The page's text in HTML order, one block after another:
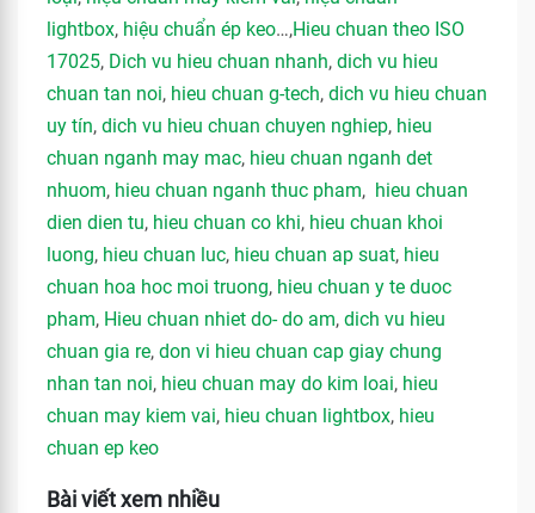
lightbox, hiệu chuẩn ép keo…,Hieu chuan theo ISO
17025, Dich vu hieu chuan nhanh, dich vu hieu
chuan tan noi, hieu chuan g-tech, dich vu hieu chuan
uy tín, dich vu hieu chuan chuyen nghiep, hieu
chuan nganh may mac, hieu chuan nganh det
nhuom, hieu chuan nganh thuc pham, hieu chuan
dien dien tu, hieu chuan co khi, hieu chuan khoi
luong, hieu chuan luc, hieu chuan ap suat, hieu
chuan hoa hoc moi truong, hieu chuan y te duoc
pham, Hieu chuan nhiet do- do am, dich vu hieu
chuan gia re, don vi hieu chuan cap giay chung
nhan tan noi, hieu chuan may do kim loai, hieu
chuan may kiem vai, hieu chuan lightbox, hieu
chuan ep keo
Bài viết xem nhiều